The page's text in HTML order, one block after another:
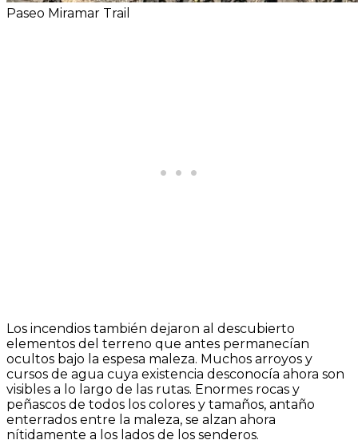
Paseo Miramar Trail
Los incendios también dejaron al descubierto
elementos del terreno que antes permanecían
ocultos bajo la espesa maleza. Muchos arroyos y
cursos de agua cuya existencia desconocía ahora son
visibles a lo largo de las rutas. Enormes rocas y
peñascos de todos los colores y tamaños, antaño
enterrados entre la maleza, se alzan ahora
nítidamente a los lados de los senderos.